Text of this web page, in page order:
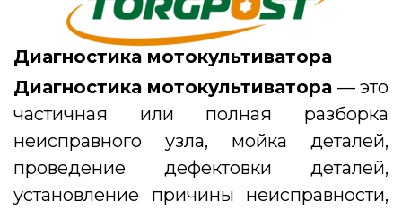
Диагностика мотокультиватора
Диагностика мотокультиватора — это
частичная или полная разборка
неисправного узла, мойка деталей,
проведение дефектовки деталей,
установление причины неисправности,